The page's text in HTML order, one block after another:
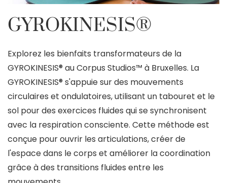
GYROKINESIS®
Explorez les bienfaits transformateurs de la
GYROKINESIS® au Corpus Studios™ à Bruxelles. La
GYROKINESIS® s'appuie sur des mouvements
circulaires et ondulatoires, utilisant un tabouret et le
sol pour des exercices fluides qui se synchronisent
avec la respiration consciente. Cette méthode est
conçue pour ouvrir les articulations, créer de
l'espace dans le corps et améliorer la coordination
grâce à des transitions fluides entre les